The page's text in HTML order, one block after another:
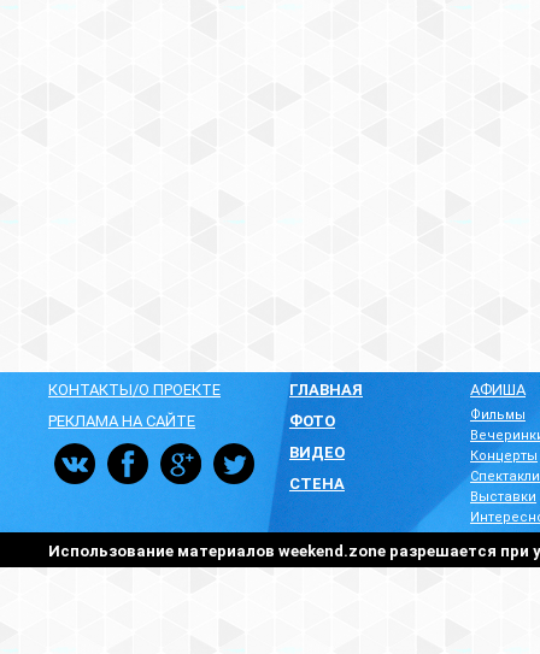
КОНТАКТЫ/О ПРОЕКТЕ
РЕКЛАМА НА САЙТЕ
ГЛАВНАЯ
ФОТО
ВИДЕО
СТЕНА
АФИША
Фильмы
Концерты
Спектакли
Выставки
Использование материалов weekend.zone разрешается